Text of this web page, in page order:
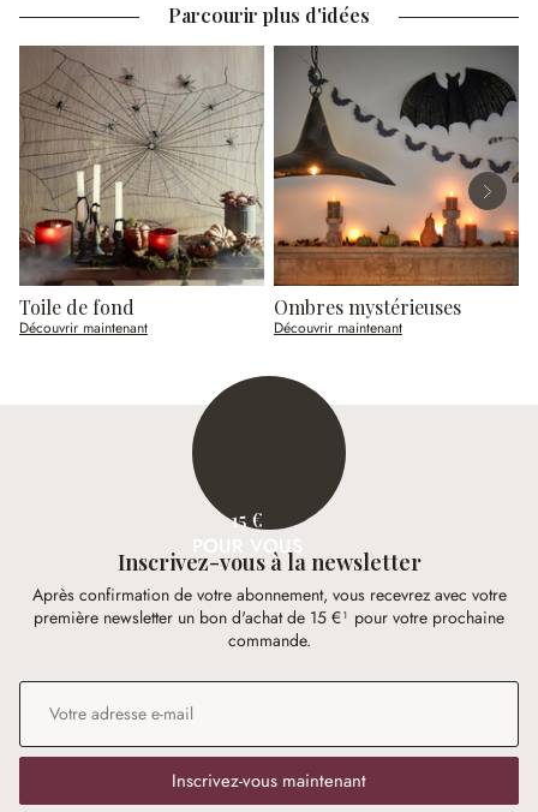
Parcourir plus d'idées
Toile de fond
Découvrir maintenant
Ombres mystérieuses
Découvrir maintenant
15 €
POUR VOUS
Inscrivez-vous à la newsletter
Après confirmation de votre abonnement, vous recevrez avec votre
première newsletter un bon d'achat de 15 €¹ pour votre prochaine
commande.
Adresse e-mail
Inscrivez-vous maintenant